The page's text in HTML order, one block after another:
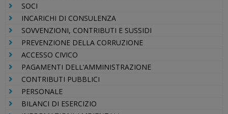
SOCI
INCARICHI DI CONSULENZA
SOVVENZIONI, CONTRIBUTI E SUSSIDI
PREVENZIONE DELLA CORRUZIONE
ACCESSO CIVICO
PAGAMENTI DELL’AMMINISTRAZIONE
CONTRIBUTI PUBBLICI
PERSONALE
BILANCI DI ESERCIZIO